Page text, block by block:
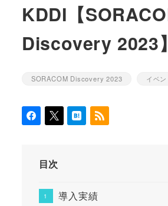
KDDI【
Discovery 2023】
カテゴリー
SORACOM Discovery 2023 カテゴリ
イベン
目次
導入実績